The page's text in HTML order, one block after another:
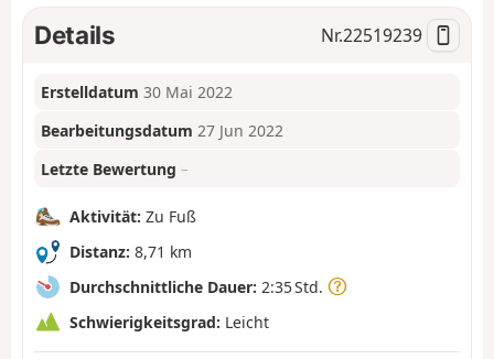
Details Nr.22519239
Erstelldatum 30 Mai 2022
Bearbeitungsdatum 27 Jun 2022
Letzte Bewertung –
Aktivität: Zu Fuß
Distanz: 8,71 km
Durchschnittliche Dauer: 2:35 Std.
Schwierigkeitsgrad: Leicht